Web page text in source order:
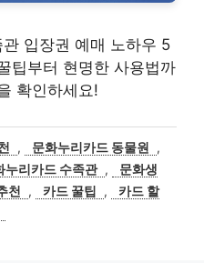
입장권 예매 노하우 5
팁부터 현명한 사용법까
확인하세요!
, 문화누리카드 동물원
,
누리카드 수족관 ,
문화생
천 , 카드 꿀팁 ,
카드 할